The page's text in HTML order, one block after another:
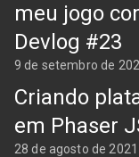
meu jogo
Devlog #23
9 de setembro de
Criando
em Phaser
28 de agosto de 2021